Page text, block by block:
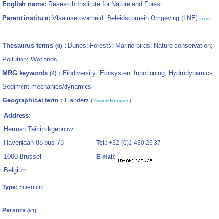
English name: Research Institute for Nature and Forest
Parent institute: Vlaamse overheid; Beleidsdomein Omgeving (LNE), more
Thesaurus terms (6) : Dunes; Forests; Marine birds; Nature conservation;
Pollution; Wetlands
MRG keywords (4) : Biodiversity; Ecosystem functioning; Hydrodynamics;
Sediment mechanics/dynamics
Geographical term : Flanders [Marine Regions]
Address:
Herman Teirlinckgebouw
Havenlaan 88 bus 73
1000 Brussel
Belgium
Tel.: +32-(0)2-430 26 37
E-mail:
Type: Scientific
Persons (51)